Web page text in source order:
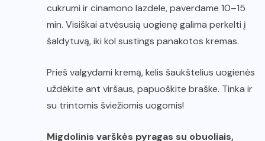
cukrumi ir cinamono lazdele, paverdame 10–15
min. Visiškai atvėsusią uogienę galima perkelti į
šaldytuvą, iki kol sustings panakotos kremas.
Prieš valgydami kremą, kelis šaukštelius uogienės
uždėkite ant viršaus, papuoškite braške. Tinka ir
su trintomis šviežiomis uogomis!
Migdolinis varškės pyragas su obuoliais,